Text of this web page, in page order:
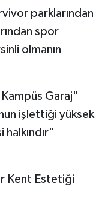
parklarından
spor
olmanın
Garaj"
işlettiği yüksek
Kent Estetiği